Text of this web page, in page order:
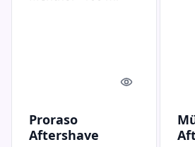
Quick look
Proraso
Aftershave